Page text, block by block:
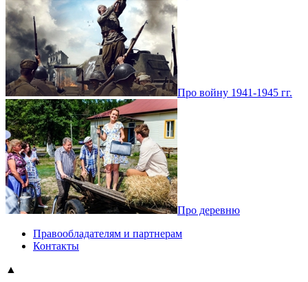
Про войну 1941-1945 гг.
Про деревню
Правообладателям и партнерам
Контакты
▲